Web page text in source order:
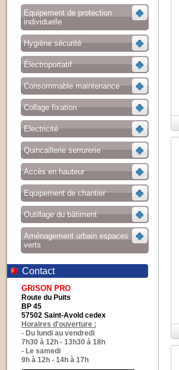
Equipement de protection
individuelle
Hygiène sécurité
Électroportatif
Consommable maintenance
Collage fixation
Electricité
Quincaillerie serrurerie
Accès en hauteur
Equipement de chantier
Outillage du bâtiment
Aménagement urbain espaces
verts
Contact
GRISON PRO
Route du Puits
BP 45
57502 Saint-Avold cedex
Horaires d'ouverture :
- Du lundi au vendredi
7h30 à 12h - 13h30 à 18h
- Le samedi
9h à 12h - 14h à 17h